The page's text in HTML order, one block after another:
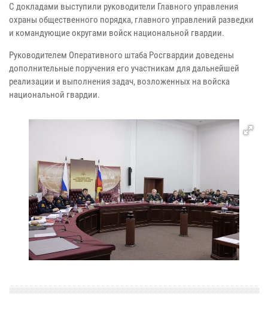
С докладами выступили руководители Главного управления
охраны общественного порядка, главного управлений разведки
и командующие округами войск национальной гвардии.
Руководителем Оперативного штаба Росгвардии доведены
дополнительные поручения его участникам для дальнейшей
реализации и выполнения задач, возложенных на войска
национальной гвардии.